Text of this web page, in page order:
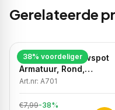
Gerelateerde
38% voordeliger
LED GU10 Inbouwspot
Armatuur, Rond,
Kantelbaar, IP20, Wit
Art.nr: A701
€7,99-38%